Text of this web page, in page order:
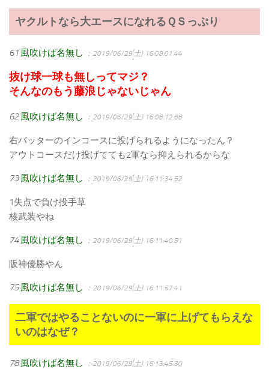
ヤクルトなら大エースになれるＱＳっぷり
61 風吹けば名無し ：2019/06/29(土) 16:08:01.44
抜け球一球も無しってマジ？
そんなのもう藤浪じゃないじゃん
62 風吹けば名無し ：2019/06/29(土) 16:08:12.68
右バッターのインコースに投げられるようになったん？
アウトコースだけ投げてても2軍なら抑えられるからな
73 風吹けば名無し ：2019/06/29(土) 16:11:34.52
1失点で負け投手草
核武装やね
74 風吹けば名無し ：2019/06/29(土) 16:11:40.51
阪神優勝やん
75 風吹けば名無し ：2019/06/29(土) 16:11:57.41
二軍ではやることないのに一軍に上げてもらえな
いのはなぜ？
78 風吹けば名無し ：2019/06/29(土) 16:13:45.30